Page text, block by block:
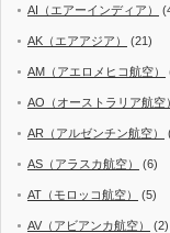
AI（エアーインディア）
AK（エアアジア） (21)
AM（アエロメヒコ航空）
AO（オーストラリア航空）
AR（アルゼンチン航空）
AS（アラスカ航空） (6)
AT（モロッコ航空） (5)
AV（アビアンカ航空） (2)